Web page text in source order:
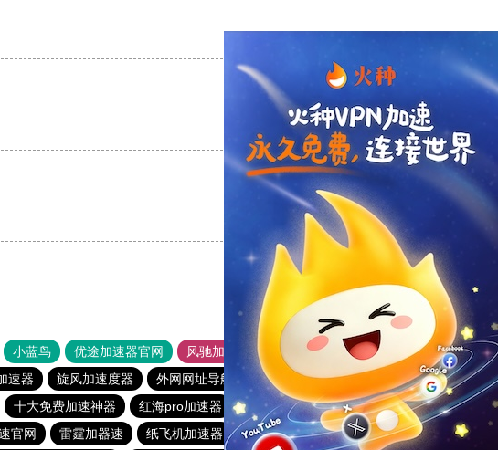
支持 [0] 反对 [0]
支持
小蓝鸟 优途加速器官网 风驰加速器
旋风加速器
速器 旋风加速度器 外网网址导航 软件中心 雷霆加速
狂飙加速器
十大免费加速神器 红海pro加速器 闪电猫加速器
黑洞永久加速器
官网 雷霆加器速 纸飞机加速器 雷霆vp加速器 白鲸加速器